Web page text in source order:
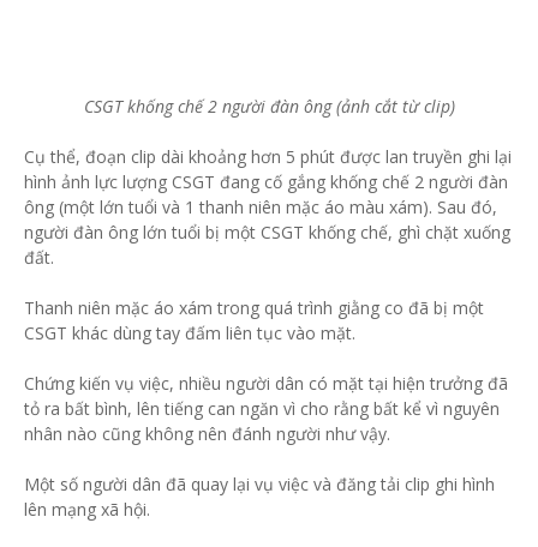
CSGT khống chế 2 người đàn ông (ảnh cắt từ clip)
Cụ thể, đoạn clip dài khoảng hơn 5 phút được lan truyền ghi lại
hình ảnh lực lượng CSGT đang cố gắng khống chế 2 người đàn
ông (một lớn tuổi và 1 thanh niên mặc áo màu xám). Sau đó,
người đàn ông lớn tuổi bị một CSGT khống chế, ghì chặt xuống
đất.
Thanh niên mặc áo xám trong quá trình giằng co đã bị một
CSGT khác dùng tay đấm liên tục vào mặt.
Chứng kiến vụ việc, nhiều người dân có mặt tại hiện trưởng đã
tỏ ra bất bình, lên tiếng can ngăn vì cho rằng bất kể vì nguyên
nhân nào cũng không nên đánh người như vậy.
Một số người dân đã quay lại vụ việc và đăng tải clip ghi hình
lên mạng xã hội.